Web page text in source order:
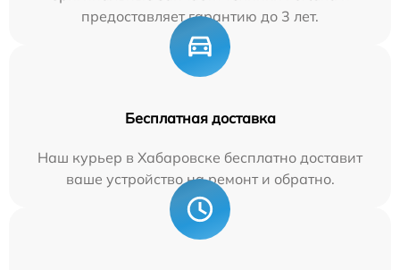
предоставляет гарантию до 3 лет.
Бесплатная доставка
Наш курьер в Хабаровске бесплатно доставит
ваше устройство на ремонт и обратно.